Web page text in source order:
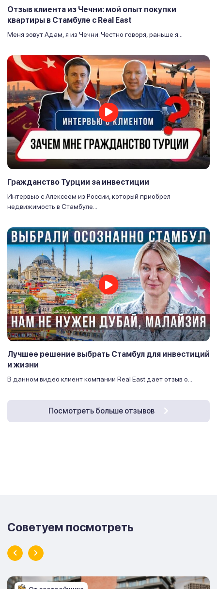
Отзыв клиента из Чечни: мой опыт покупки
квартиры в Стамбуле с Real East
Меня зовут Адам, я из Чечни. Честно говоря, раньше я...
Гражданство Турции за инвестиции
Интервью с Алексеем из России, который приобрел
недвижимость в Стамбуле...
Лучшее решение выбрать Стамбул для инвестиций
и жизни
В данном видео клиент компании Real East дает отзыв о...
Посмотреть больше отзывов
Советуем посмотреть